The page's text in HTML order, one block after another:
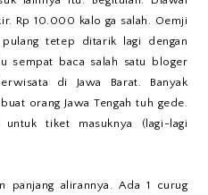
Rp 10.000 kalo ga salah. Oemji
tetep ditarik lagi dengan
sempat baca salah satu bloger
di Jawa Barat. Banyak
orang Jawa Tengah tuh gede.
tiket masuknya (lagi-lagi
panjang alirannya. Ada 1 curug